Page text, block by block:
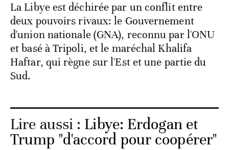
La Libye est déchirée par un conflit entre
deux pouvoirs rivaux: le Gouvernement
d'union nationale (GNA), reconnu par l'ONU
et basé à Tripoli, et le maréchal Khalifa
Haftar, qui règne sur l'Est et une partie du
Sud.
Lire aussi : Libye: Erdogan et
Trump "d'accord pour coopérer"